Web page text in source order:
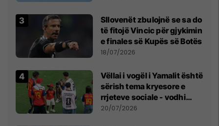
Sllovenët zbulojnë se sa do
të fitojë Vincic për gjykimin
e finales së Kupës së Botës
18/07/2026
Vëllai i vogël i Yamalit është
sërish tema kryesore e
rrjeteve sociale - vodhi
vëmendjen pas finales së
20/07/2026